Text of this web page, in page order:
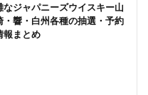
なジャパニーズウイスキー山
・響・白州各種の抽選・予約
報まとめ